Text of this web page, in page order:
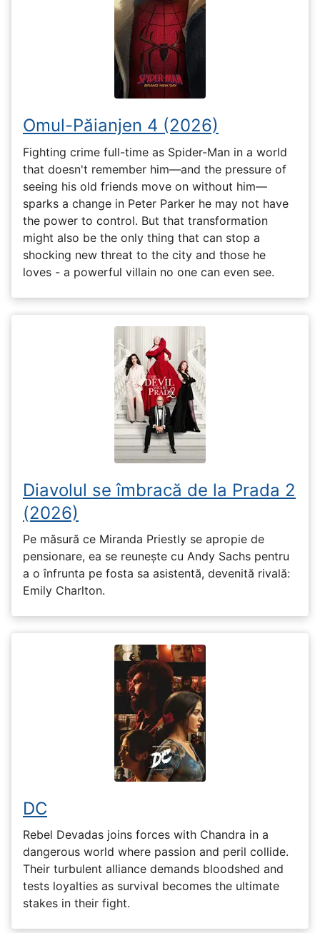
Omul-Păianjen 4 (2026)
Fighting crime full-time as Spider-Man in a world
that doesn't remember him—and the pressure of
seeing his old friends move on without him—
sparks a change in Peter Parker he may not have
the power to control. But that transformation
might also be the only thing that can stop a
shocking new threat to the city and those he
loves - a powerful villain no one can even see.
Diavolul se îmbracă de la Prada 2
(2026)
Pe măsură ce Miranda Priestly se apropie de
pensionare, ea se reunește cu Andy Sachs pentru
a o înfrunta pe fosta sa asistentă, devenită rivală:
Emily Charlton.
DC
Rebel Devadas joins forces with Chandra in a
dangerous world where passion and peril collide.
Their turbulent alliance demands bloodshed and
tests loyalties as survival becomes the ultimate
stakes in their fight.